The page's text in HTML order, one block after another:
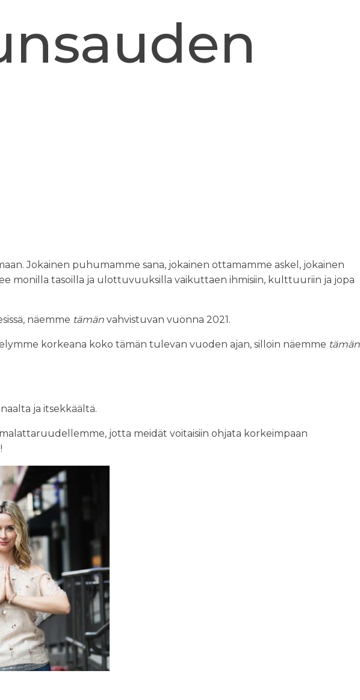
Jokainen puhumamme sana, jokainen ottamamme askel, jokainen
monilla tasoilla ja ulottuvuuksilla vaikuttaen ihmisiin, kulttuuriin ja jopa
näemme tämän vahvistuvan vuonna 2021.
korkeana koko tämän tulevan vuoden ajan, silloin näemme tämän
ja itsekkäältä.
jotta meidät voitaisiin ohjata korkeimpaan